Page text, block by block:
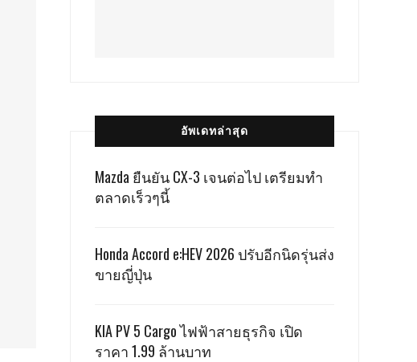
อัพเดทล่าสุด
Mazda ยืนยัน CX-3 เจนต่อไป เตรียมทำ
ตลาดเร็วๆนี้
Honda Accord e:HEV 2026 ปรับอีกนิดรุ่นส่ง
ขายญี่ปุ่น
KIA PV 5 Cargo ไฟฟ้าสายธุรกิจ เปิด
ราคา 1.99 ล้านบาท